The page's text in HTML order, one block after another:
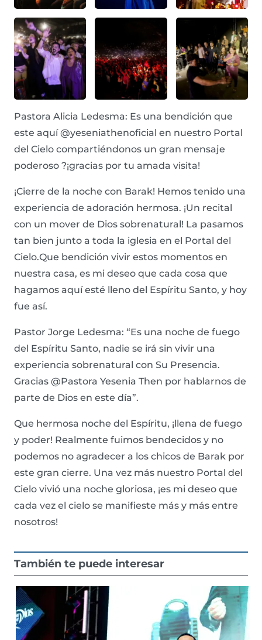
Pastora Alicia Ledesma: Es una bendición que
este aquí @yeseniathenoficial en nuestro Portal
del Cielo compartiéndonos un gran mensaje
poderoso ?¡gracias por tu amada visita!
¡Cierre de la noche con Barak! Hemos tenido una
experiencia de adoración hermosa. ¡Un recital
con un mover de Dios sobrenatural! La pasamos
tan bien junto a toda la iglesia en el Portal del
Cielo.Que bendición vivir estos momentos en
nuestra casa, es mi deseo que cada cosa que
hagamos aquí esté lleno del Espíritu Santo, y hoy
fue así.
Pastor Jorge Ledesma: “Es una noche de fuego
del Espíritu Santo, nadie se irá sin vivir una
experiencia sobrenatural con Su Presencia.
Gracias @Pastora Yesenia Then por hablarnos de
parte de Dios en este día”.
Que hermosa noche del Espíritu, ¡llena de fuego
y poder! Realmente fuimos bendecidos y no
podemos no agradecer a los chicos de Barak por
este gran cierre. Una vez más nuestro Portal del
Cielo vivió una noche gloriosa, ¡es mi deseo que
cada vez el cielo se manifieste más y más entre
nosotros!
También te puede interesar